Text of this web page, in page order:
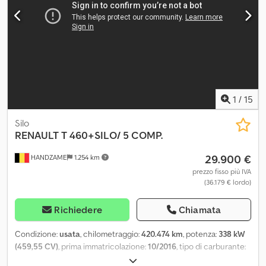
1 / 15
HANDZAME 1.254 km
Silo
RENAULTT 460+SILO/ 5 COMP.
29.900 €
prezzo fisso più IVA
(36.179 € lordo)
Richiedere Chiamata
Condizione:usata, chilometraggio:420.474 km, potenza: 338 kW
(459,55 CV), prima immatricolazione:10/2016, tipo di carburante:
, dimensione degli pneumatici: